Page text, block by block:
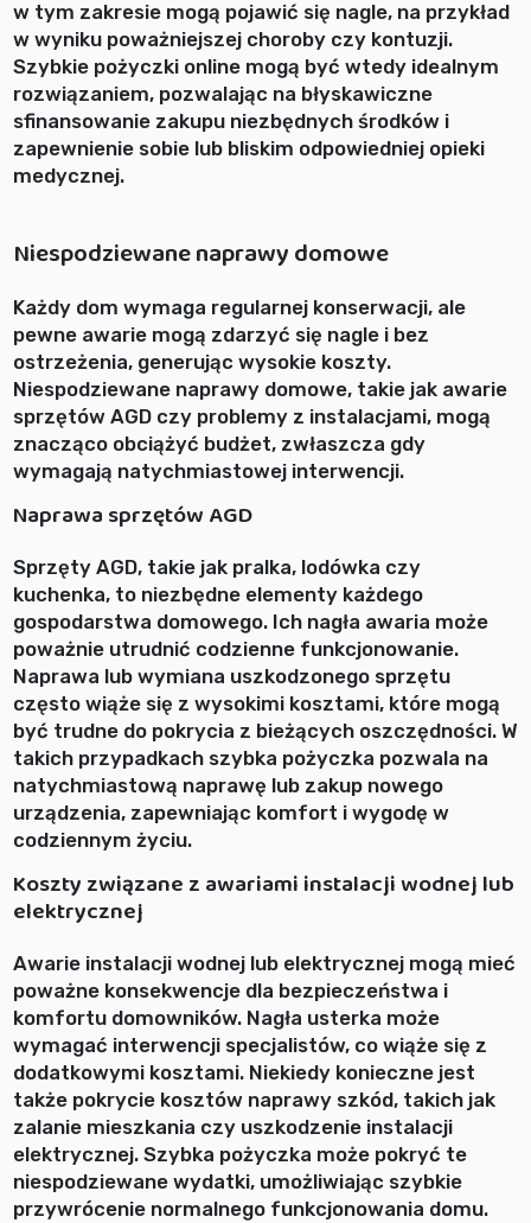
w tym zakresie mogą pojawić się nagle, na przykład
w wyniku poważniejszej choroby czy kontuzji.
Szybkie pożyczki online mogą być wtedy idealnym
rozwiązaniem, pozwalając na błyskawiczne
sfinansowanie zakupu niezbędnych środków i
zapewnienie sobie lub bliskim odpowiedniej opieki
medycznej.
Niespodziewane naprawy domowe
Każdy dom wymaga regularnej konserwacji, ale
pewne awarie mogą zdarzyć się nagle i bez
ostrzeżenia, generując wysokie koszty.
Niespodziewane naprawy domowe, takie jak awarie
sprzętów AGD czy problemy z instalacjami, mogą
znacząco obciążyć budżet, zwłaszcza gdy
wymagają natychmiastowej interwencji.
Naprawa sprzętów AGD
Sprzęty AGD, takie jak pralka, lodówka czy
kuchenka, to niezbędne elementy każdego
gospodarstwa domowego. Ich nagła awaria może
poważnie utrudnić codzienne funkcjonowanie.
Naprawa lub wymiana uszkodzonego sprzętu
często wiąże się z wysokimi kosztami, które mogą
być trudne do pokrycia z bieżących oszczędności. W
takich przypadkach szybka pożyczka pozwala na
natychmiastową naprawę lub zakup nowego
urządzenia, zapewniając komfort i wygodę w
codziennym życiu.
Koszty związane z awariami instalacji wodnej lub
elektrycznej
Awarie instalacji wodnej lub elektrycznej mogą mieć
poważne konsekwencje dla bezpieczeństwa i
komfortu domowników. Nagła usterka może
wymagać interwencji specjalistów, co wiąże się z
dodatkowymi kosztami. Niekiedy konieczne jest
także pokrycie kosztów naprawy szkód, takich jak
zalanie mieszkania czy uszkodzenie instalacji
elektrycznej. Szybka pożyczka może pokryć te
niespodziewane wydatki, umożliwiając szybkie
przywrócenie normalnego funkcjonowania domu.